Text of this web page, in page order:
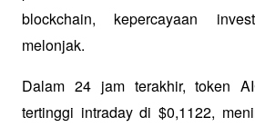
blockchain, kepercayaan
melonjak.
Dalam 24 jam terakhir, token
tertinggi intraday di $0,1122,